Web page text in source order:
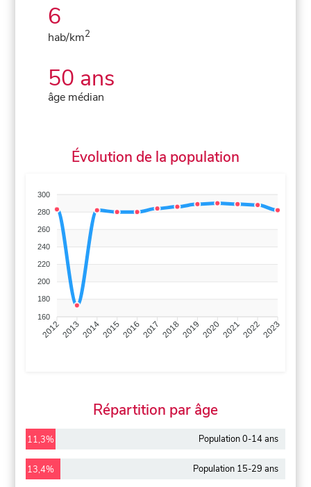
6
hab/km2
50 ans
âge médian
Évolution de la population
300
280
260
240
220
200
180
160
201220132014201520162017 20182019 2020202120222023
Répartition par âge
11,3% Population 0-14 ans
13,4% Population 15-29 ans